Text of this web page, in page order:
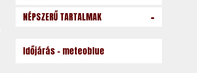
NÉPSZERŰ TARTALMAK -
Időjárás - meteoblue